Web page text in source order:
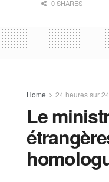
0 SHARES
Home 24 heures sur 24
Le